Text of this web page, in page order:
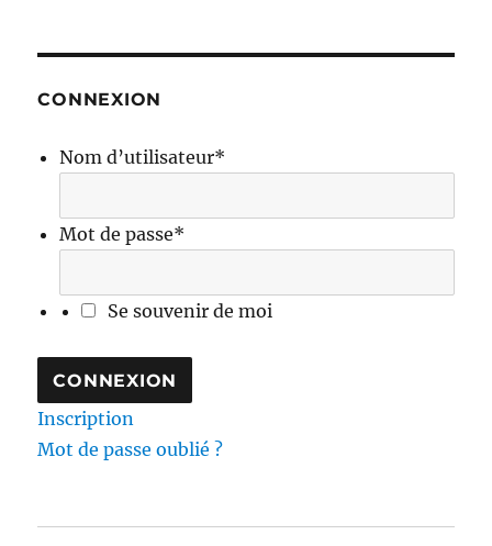
CONNEXION
Nom d’utilisateur*
Mot de passe*
Se souvenir de moi
Inscription
Mot de passe oublié ?